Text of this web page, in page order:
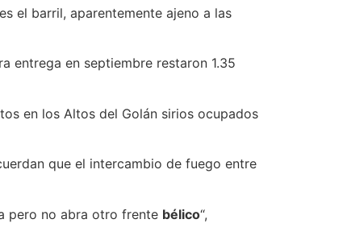
el barril, aparentemente ajeno a las
entrega en septiembre restaron 1.35
en los Altos del Golán sirios ocupados
que el intercambio de fuego entre
pero no abra otro frente bélico“,